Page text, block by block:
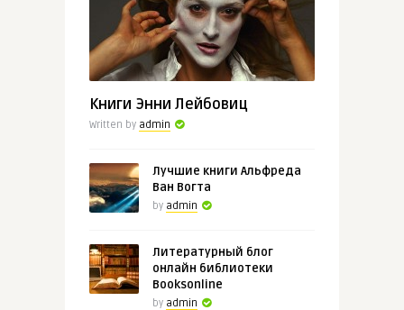
Что еще почитать у Джейн
Остен?
Книги Энни Лейбовиц
Written by admin
Лучшие книги Альфреда
Ван Вогта
by admin
Литературный блог
онлайн библиотеки
Booksonline
by admin